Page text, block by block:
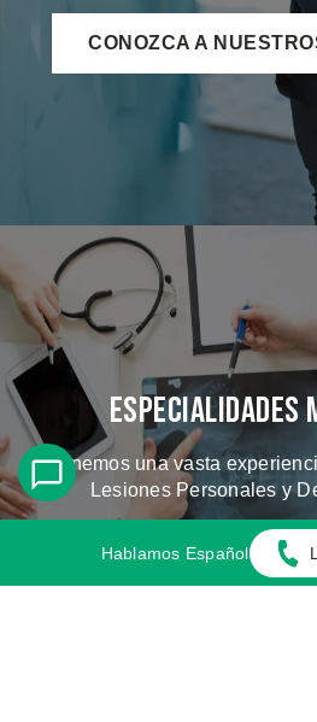
CONOZCA A
Tenemos una vasta
Lesiones Personales y
CONOZCA LOS
Hablamos Español